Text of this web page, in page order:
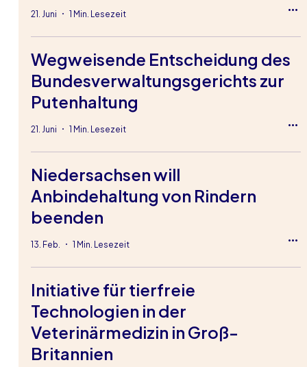
21. Juni 1 Min. Lesezeit
Wegweisende Entscheidung des
Bundesverwaltungsgerichts zur
Putenhaltung
21. Juni 1 Min. Lesezeit
Niedersachsen will
Anbindehaltung von Rindern
beenden
13. Feb. 1 Min. Lesezeit
Initiative für tierfreie
Technologien in der
Veterinärmedizin in Groß-
Britannien